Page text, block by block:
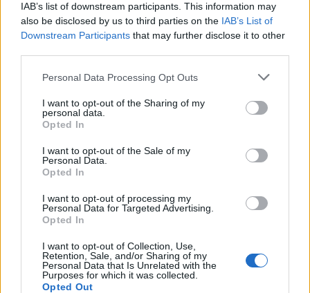
IAB’s list of downstream participants. This information may
also be disclosed by us to third parties on the IAB’s List of
Downstream Participants that may further disclose it to other
Personal Data Processing Opt Outs
I want to opt-out of the Sharing of my
personal data.
Opted In
I want to opt-out of the Sale of my
Personal Data.
Opted In
I want to opt-out of processing my
Personal Data for Targeted Advertising.
Opted In
I want to opt-out of Collection, Use,
Retention, Sale, and/or Sharing of my
Personal Data that Is Unrelated with the
Purposes for which it was collected.
Opted Out
Castronno
Tutti gli eventi
Mi piace andare alla ricerca di piccole storie, cercare la
bellezza dietro casa, scoprire idee slow in un mondo fast.
E naturalmente condividerlo. Se credi che sia un valore,
sostienici.